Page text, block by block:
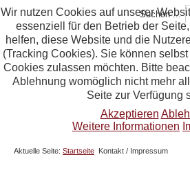
Suchen ...
Aktuelle Seite: Startseite Kontakt / Impressum
Wir nutzen Cookies auf unserer
essenziell für den Betrieb der
helfen, diese Website und die
(Tracking Cookies). Sie können
Cookies zulassen möchten. Bitte
Ablehnung womöglich nicht mehr
Seite zur Verfügung
Akzeptieren
Weitere Informationen